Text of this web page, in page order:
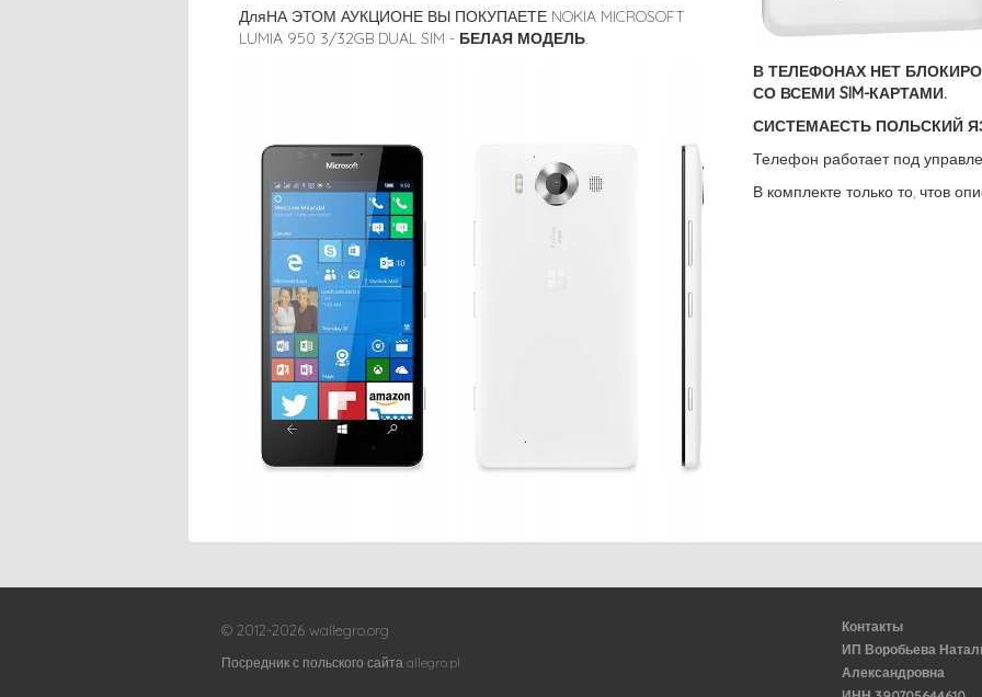
ДляНА ЭТОМ АУКЦИОНЕ ВЫ ПОКУПАЕТЕ NOKIA MICROSOFT
LUMIA 950 3/32GB DUAL SIM - БЕЛАЯ МОДЕЛЬ.
В ТЕЛЕФОНАХ НЕТ
СО ВСЕМИ SIM-КАРТАМИ.
СИСТЕМАЕСТЬ ПОЛЬСКИЙ
Телефон работает под
В комплекте только то, чтов
© 2012-2026 wallegro.org
Посредник с польского сайта allegro.pl
Контакты
ИП Воробьева
Александровна